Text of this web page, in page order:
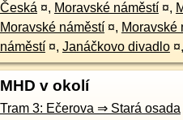
Česká ¤, Moravské náměstí ¤,
Moravské náměstí ¤, Moravské
náměstí ¤, Janáčkovo divadlo ¤,
MHD v okolí
Tram 3: Ečerova ⇒ Stará osada